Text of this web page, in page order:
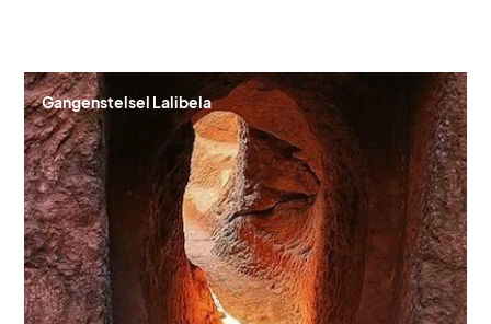
Gangenstelsel Lalibela